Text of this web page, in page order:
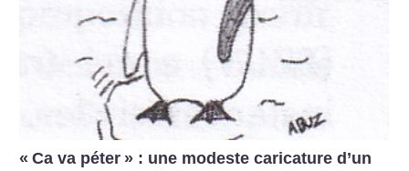
« Ca va péter » : une modeste caricature d’un